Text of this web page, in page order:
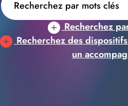
Recherchez
Recherchez des
un